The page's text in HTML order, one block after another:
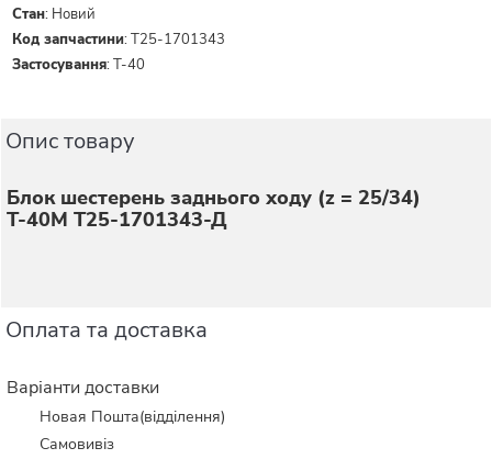
Стан: Новий
Код запчастини:Т25-1701343
Застосування:Т-40
Опис товару
Блок шестерень заднього ходу (z = 25/34)
Т-40М Т25-1701343-Д
Оплата та доставка
Варіанти доставки
Новая Пошта(відділення)
Самовивіз